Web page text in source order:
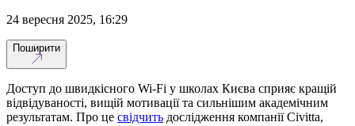
24 вересня 2025, 16:29
Поширити
Доступ до швидкісного Wi-Fi у школах Києва сприяє кращій
відвідуваності, вищій мотивації та сильнішим академічним
результатам. Про це свідчить дослідження компанії Civitta,